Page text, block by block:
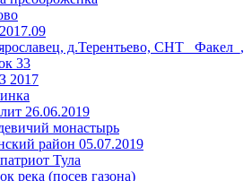
д.Терентьево, СНТ _Факел_,
33
2017
26.06.2019
монастырь
район 05.07.2019
Тула
река (посев газона)